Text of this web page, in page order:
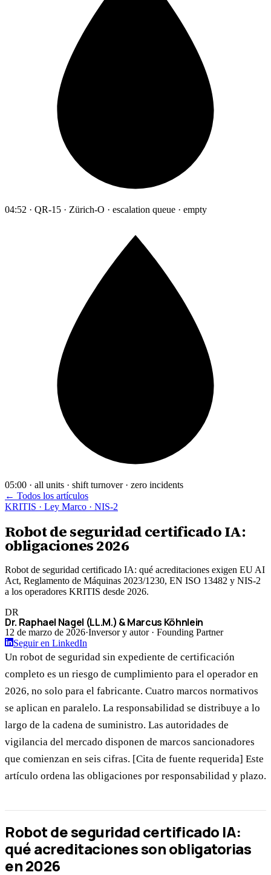
04:52 · QR-15 · Zürich-O · escalation queue · empty
05:00 · all units · shift turnover · zero incidents
← Todos los artículos
KRITIS · Ley Marco · NIS-2
Robot de seguridad certificado IA:
obligaciones 2026
Robot de seguridad certificado IA: qué acreditaciones exigen EU AI
Act, Reglamento de Máquinas 2023/1230, EN ISO 13482 y NIS-2
a los operadores KRITIS desde 2026.
DR
Dr. Raphael Nagel (LL.M.) & Marcus Köhnlein
12 de marzo de 2026·Inversor y autor · Founding Partner
Seguir en LinkedIn
Un robot de seguridad sin expediente de certificación
completo es un riesgo de cumplimiento para el operador en
2026, no solo para el fabricante. Cuatro marcos normativos
se aplican en paralelo. La responsabilidad se distribuye a lo
largo de la cadena de suministro. Las autoridades de
vigilancia del mercado disponen de marcos sancionadores
que comienzan en seis cifras. [Cita de fuente requerida] Este
artículo ordena las obligaciones por responsabilidad y plazo.
Robot de seguridad certificado IA:
qué acreditaciones son obligatorias
en 2026